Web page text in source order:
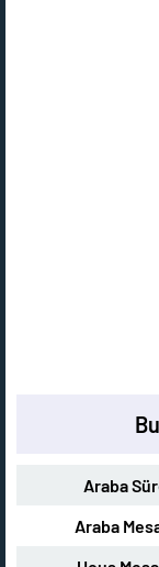
Araba
Araba